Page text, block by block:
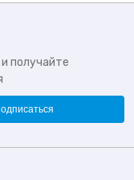
получайте